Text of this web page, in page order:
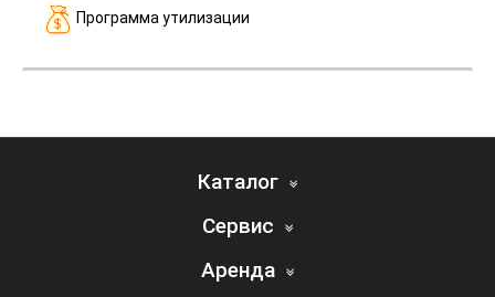
Программа утилизации
Каталог
Сервис
Аренда